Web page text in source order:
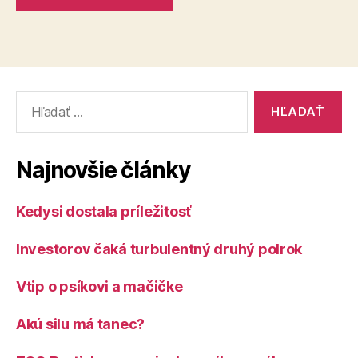
Najnovšie články
Kedysi dostala príležitosť
Investorov čaká turbulentný druhý polrok
Vtip o psíkovi a mačičke
Akú silu má tanec?